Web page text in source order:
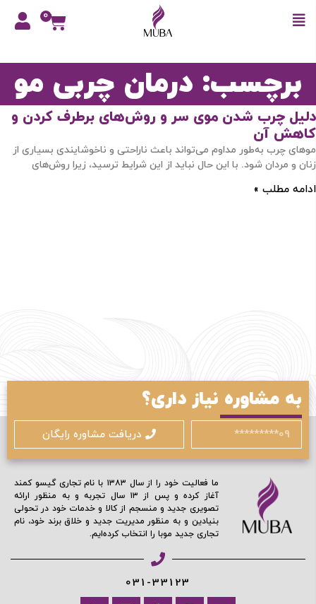
0
برچسب: درمان چربی مو
دلیل چرب شدن موی سر و روش‌های برطرف کردن و
کاهش آن
موهای چرب به‌طور مداوم می‌تواند باعث ناراحتی و ناخوشایندی بسیاری از
زنان و مردان شود. با این حال نباید از این شرایط ترسید، زیرا روش‌های
ادامه مطلب »
به مشاوره نیاز داری؟
دریافت مشاوره رایگان
ما فعالیت خود را از سال ۱۳۸۳ با نام تجاری گیسو کمند
آغاز کرده و پس از ۱۳ سال تجربه و به منظور ارائه
تصویری جدید و منسجم از کالا و خدمات خود در تحولی
بنیادین و به منظور مدیریت جدید و خلاق برند خود، نام
تجاری جدید موبا را انتخاب کرده‌ایم.
031-33123
ورود / ثبت نام
با شماره موبایل
مرا به خاطر بسپار
ادامه دهید